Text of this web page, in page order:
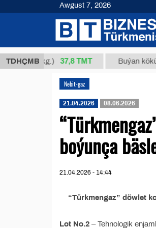
TDHÇMB
34/1 (kg.) 37,8 ТМТ Buýan köküniň
Nebit-gaz
21.04.2026 08.06.2026
boýunça
21.04.2026 - 14:44
“Türkmengaz” döwlet
Lot No.2 – Tehnologik
Awgust 7, 2026